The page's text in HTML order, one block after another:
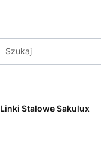
Linki Stalowe Sakulux